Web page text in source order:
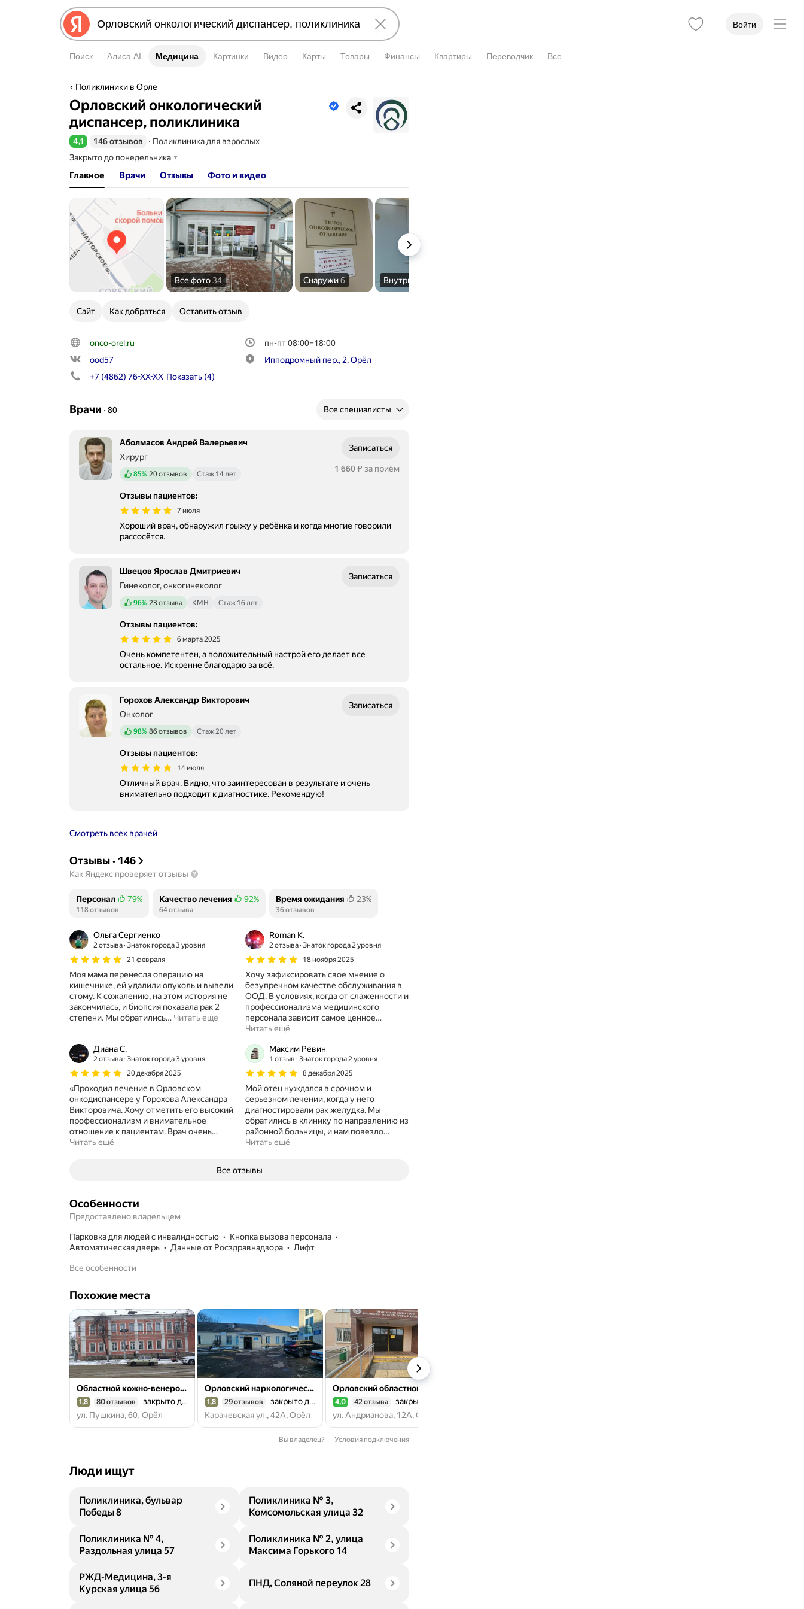
Войти
Поиск Алиса AI Медицина
Медицина Картинки Видео Карты Товары Финансы Квартиры Переводчик Все
Поликлиники в Орле
Орловский онкологический
диспансер, поликлиника
Информация об организации подтверждена владельцем.
Рейтинг 4,1 из 5
4,1 146 отзывов ∙ Поликлиника для взрослых
Закрыто до понедельника
Главное Врачи Отзывы Фото и видео
Все фото34 Снаружи6 Внутри
Сайт Как добраться Оставить отзыв
onco-orel.ru
ood57
+7 (4862) 76-XX-XX Показать (4)
пн-пт 08:00–18:00
Ипподромный пер., 2, Орёл
Врачи ∙ 80 Все специалисты
Аболмасов Андрей Валерьевич
Хирург
Положительных отзывов
85% 20 отзывов Стаж 14 лет
Записаться
Цена
1660
1 660 ₽ за приём
Отзывы пациентов:
7 июля
Хороший врач, обнаружил грыжу у ребёнка и когда многие говорили
рассосётся.
Швецов Ярослав Дмитриевич
Гинеколог, онкогинеколог
Положительных отзывов
96% 23 отзыва КМН Стаж 16 лет
Записаться
Отзывы пациентов:
6 марта 2025
Очень компетентен, а положительный настрой его делает все
остальное. Искренне благодарю за всё.
Горохов Александр Викторович
Онколог
Положительных отзывов
98% 86 отзывов Стаж 20 лет
Записаться
Отзывы пациентов:
14 июля
Отличный врач. Видно, что заинтересован в результате и очень
внимательно подходит к диагностике. Рекомендую!
Смотреть всех врачей
Отзывы· 146
Как Яндекс проверяет отзывы
Персонал
Положительных отзывов
79%
118 отзывов
Качество лечения
Положительных отзывов
92%
64 отзыва
Время ожидания
Положительных отзывов
23%
36 отзывов
Ольга Сергиенко
2 отзыва Знаток города 3 уровня
21 февраля
Моя мама перенесла операцию на
кишечнике, ей удалили опухоль и вывели
стому. К сожалению, на этом история не
закончилась, и биопсия показала рак 2
степени. Мы обратились… Читать ещё
Roman K.
2 отзыва Знаток города 2 уровня
18 ноября 2025
Хочу зафиксировать свое мнение о
безупречном качестве обслуживания в
ООД. В условиях, когда от слаженности и
профессионализма медицинского
персонала зависит самое ценное…
Читать ещё
Диана С.
2 отзыва Знаток города 3 уровня
20 декабря 2025
«Проходил лечение в Орловском
онкодиспансере у Горохова Александра
Викторовича. Хочу отметить его высокий
профессионализм и внимательное
отношение к пациентам. Врач очень…
Читать ещё
Максим Ревин
1 отзыв Знаток города 2 уровня
8 декабря 2025
Мой отец нуждался в срочном и
серьезном лечении, когда у него
диагностировали рак желудка. Мы
обратились в клинику по направлению из
районной больницы, и нам повезло…
Читать ещё
Все отзывы
Особенности
Предоставлено владельцем
парковка для людей с инвалидностью
кнопка вызова персонала
автоматическая дверь
данные от Росздравнадзора лифт
Все особенности
Похожие места
Областной кожно-венерологический диспансер
Рейтинг 1,8 из 5
1,8 80 отзывов
закрыто до пн.
ул. Пушкина, 60, Орёл
Орловский наркологический диспансер
Рейтинг 1,8 из 5
1,8 29 отзывов
закрыто до пн.
Карачевская ул., 42А, Орёл
Рейтинг 4,0 из 5
4,0 42 отзыва
закрыто до пн.
ул. Андрианова, 12А, Орёл
Вы владелец? Условия подключения
Люди ищут
Поликлиника, бульвар
Победы 8
Поликлиника № 3,
Комсомольская улица 32
Поликлиника № 4,
Раздольная улица 57
Поликлиника № 2, улица
Максима Горького 14
РЖД-Медицина, 3-я
Курская улица 56
ПНД, Соляной переулок 28